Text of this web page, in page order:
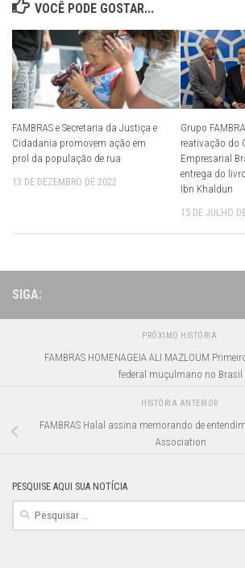
VOCÊ PODE GOSTAR...
FAMBRAS e Secretaria da Justiça e
Cidadania promovem ação em
prol da população de rua
13 DE DEZEMBRO DE 2022
Grupo
reativação do
Empresarial
entrega do
Ibn Khaldun
15 DE JULHO
SIGA:
PRÓXIMO HISTÓRIA
FAMBRAS HOMENAGEIA ALI MAZLOUM
federal muçulmano no Brasil
HISTÓRIA ANTERIOR
FAMBRAS Halal assina memorando de
Association
PESQUISE AQUI SUA NOTÍCIA
Pesquisar